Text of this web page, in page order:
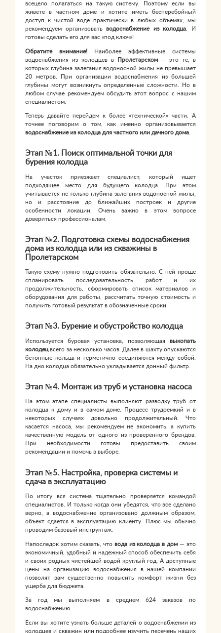
всецело полагаться на такую систему. Поэтому если вы
живете в частном доме и хотите иметь бесперебойный
доступ к чистой воде практически в любых объемах, мы
рекомендуем организоватьводоснабжение из колодца . И
готовы сделать его для вас «под ключ»!
Обратите внимание! Наиболее эффективные системы
водоснабжения из колодцев в
Пролетарском— это те, в
которых глубина залегания водоносной жилы не превышает
20 метров. При организации водоснабжения из большей
глубины могут возникнуть определенные сложности. Но в
любом случае рекомендуем обсудить этот вопрос с нашим
специалистом.
Теперь давайте перейдем к более «технической» части. А
точнее поговорим о том, как именно организовывается
водоснабжение из колодца для частного или дачного дома.
Этап №1. Поиск оптимальной точки для
бурения колодца
На участок приезжает специалист, который ищет
подходящее место для будущего колодца. При этом
учитывается не только глубина залегания водоносной жилы,
но и расстояние до ближайших построек и другие
особенности локации. Очень важно в этом вопросе
довериться профессионалам.
Этап №2. Подготовка схемы водоснабжения
дома из колодца или из скважины в
Пролетарском
Такую схему нужно подготовить обязательно. С ней проще
спланировать последовательность работ и их
продолжительность, сформировать список материалов и
оборудования для работы, рассчитать точную стоимость и
получить готовый результат в обозначенные сроки.
Этап №3. Бурение и обустройство колодца
Используется буровая установка, позволяющая выкопать
колодецвсего за несколько часов. Далее в шахту опускаются
бетонные кольца и герметично соединяются между собой.
На дно колодца обязательно укладывается донный фильтр.
Этап №4. Монтаж из труб и установка насоса
На этом этапе специалисты выполняют разводку труб от
колодца к дому и в самом доме. Процесс трудоемкий и в
некоторых случаях довольно продолжительный. Что
касается насоса, мы рекомендуем не экономить, а купить
качественную модель от одного из проверенного брендов.
При необходимости готовы предоставить своим
рекомендации и помочь в выборе.
Этап №5. Настройка, проверка системы и
сдача в эксплуатацию
По итогу вся система тщательно проверяется командой
специалистов. И только когда они убедятся, что все сделано
верно, а водоснабжение организовано должным образом,
объект сдается в эксплуатацию клиенту. Плюс мы обычно
проводим базовый инструктаж.
Напоследок хотим сказать, что вода из колодца в дом — это
экономичный, удобный и надежный способ обеспечить себя
и своих родных чистейшей водой круглый год. А доступные
цены на организацию водоснабжения в нашей компании
позволят вам существенно повысить комфорт жизни без
ущерба для бюджета.
За год мы выполняем в среднем 624 заказов по
водоснабжению.
Если вы хотите узнать больше деталей о водоснабжении из
колодцев и скважин или подробнее изучить перечень наших